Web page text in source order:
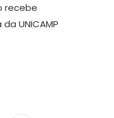
recebe
UNICAMP